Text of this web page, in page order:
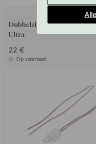
Dubbelzijdige Connector SE
Ultra
22 €
Op voorraad